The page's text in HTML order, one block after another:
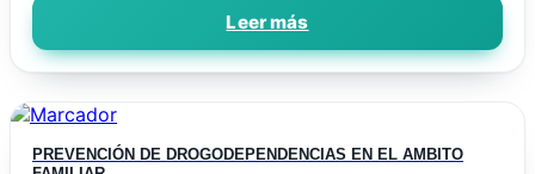
Leer más
PREVENCIÓN DE DROGODEPENDENCIAS EN EL AMBITO